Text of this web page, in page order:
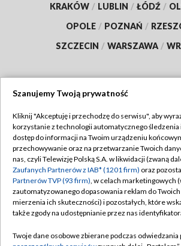
KRAKÓW / LUBLIN / ŁÓDŹ /
OPOLE / POZNAŃ /
SZCZECIN / WARSZAWA /
TVP
Abonament TVP
Emisja w TVP
Centrum informacji TVP
Naziemna Telewizja Cyfrowa
Regulamin TVP
Polityka
Moje zgody
Pomoc
Szanujemy Twoją prywatność
Kliknij "Akceptuję i przechodzę do serwisu", aby
korzystanie z technologii automatycznego śledzenia
dostęp do informacji na Twoim urządzeniu
przechowywanie oraz na przetwarzanie Twoich
nas, czyli Telewizję Polską S.A. w likwidacji (zwaną
Zaufanych Partnerów z IAB* (1201 firm) oraz
Partnerów TVP (93 firm), w celach marketingowych
zautomatyzowanego dopasowania reklam do
mierzenia ich skuteczności) i pozostałych, które
także zgody na udostępnianie przez nas
Twoje dane osobowe zbierane podczas odwiedzania